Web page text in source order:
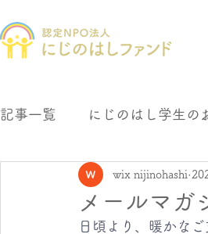
記事一覧 にじのはし学生の
にじの森文庫 母子会支
メールマガ
wix nijinohashi
日頃より、暖かな